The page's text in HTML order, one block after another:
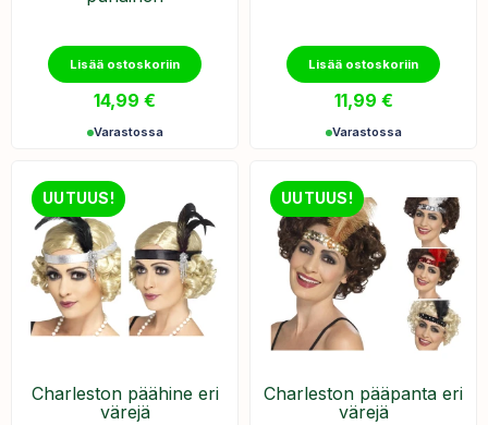
Lisää ostoskoriin
14,99 €
Varastossa
Lisää ostoskoriin
11,99 €
Varastossa
UUTUUS!
Charleston päähine eri
värejä
UUTUUS!
Charleston pääpanta eri
värejä